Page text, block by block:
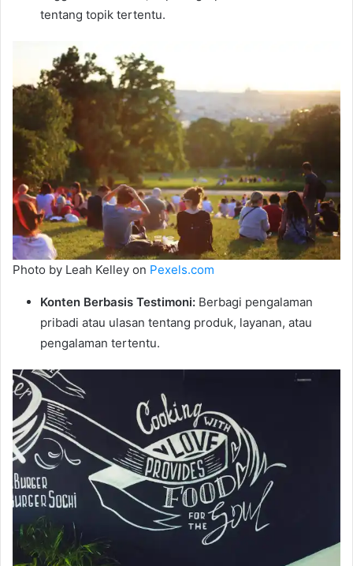
tentang topik tertentu.
Photo by Leah Kelley on Pexels.com
Konten Berbasis Testimoni: Berbagi pengalaman
pribadi atau ulasan tentang produk, layanan, atau
pengalaman tertentu.